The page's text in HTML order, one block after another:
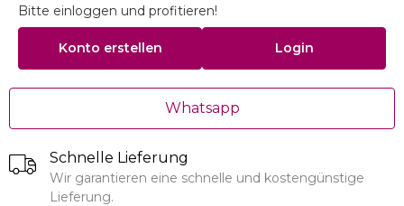
Bitte einloggen und profitieren!
Konto erstellen Login
Whatsapp
Schnelle Lieferung
Wir garantieren eine schnelle und kostengünstige
Lieferung.